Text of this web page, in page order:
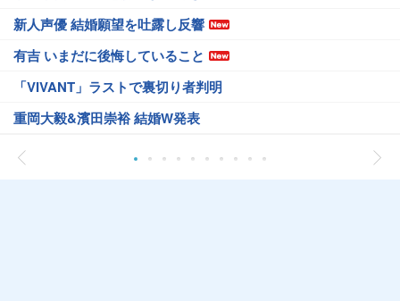
新人声優 結婚願望を吐露し反響
有吉 いまだに後悔していること
「VIVANT」ラストで裏切り者判明
重岡大毅&濱田崇裕 結婚W発表